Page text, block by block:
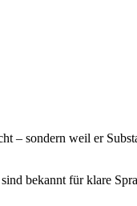
sondern weil er
bekannt für klare